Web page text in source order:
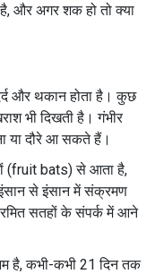
और अगर शक हो तो क्या
और थकान होता है। कुछ
भी दिखती है। गंभीर
या दौरे आ सकते हैं।
(fruit bats) से आता है,
से इंसान में संक्रमण
सतहों के संपर्क में आने
है, कभी-कभी 21 दिन तक